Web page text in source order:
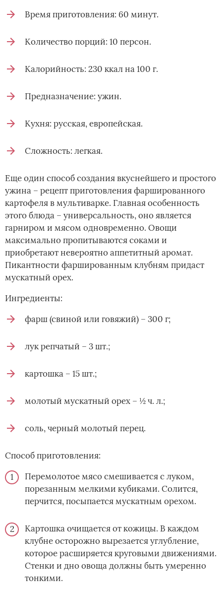
Время приготовления: 60 минут.
Количество порций: 10 персон.
Калорийность: 230 ккал на 100 г.
Предназначение: ужин.
Кухня: русская, европейская.
Сложность: легкая.
Еще один способ создания вкуснейшего и простого
ужина – рецепт приготовления фаршированного
картофеля в мультиварке. Главная особенность
этого блюда – универсальность, оно является
гарниром и мясом одновременно. Овощи
максимально пропитываются соками и
приобретают невероятно аппетитный аромат.
Пикантности фаршированным клубням придаст
мускатный орех.
Ингредиенты:
фарш (свиной или говяжий) – 300 г;
лук репчатый – 3 шт.;
картошка – 15 шт.;
молотый мускатный орех – ½ ч. л.;
соль, черный молотый перец.
Способ приготовления:
Перемолотое мясо смешивается с луком,
порезанным мелкими кубиками. Солится,
перчится, посыпается мускатным орехом.
Картошка очищается от кожицы. В каждом
клубне осторожно вырезается углубление,
которое расширяется круговыми движениями.
Стенки и дно овоща должны быть умеренно
тонкими.